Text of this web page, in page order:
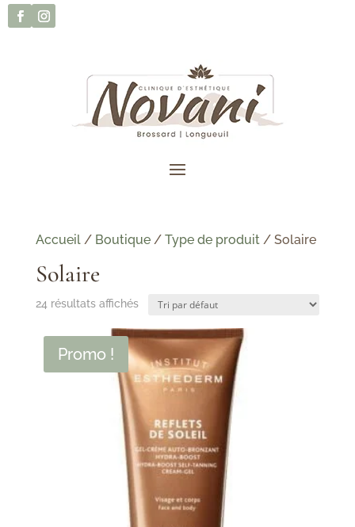
Accueil/ Boutique/ Type de produit/ Solaire
Solaire
24 résultats affichés
Promo !